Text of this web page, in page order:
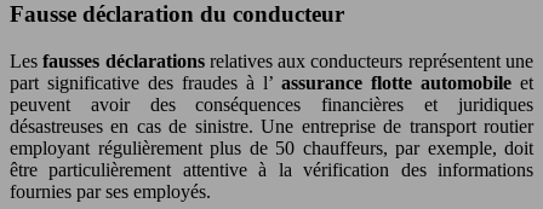
Fausse déclaration du conducteur
Lesfausses déclarations relatives aux conducteurs représentent une
part significative des fraudes à l’ assurance flotte automobile et
peuvent avoir des conséquences financières et juridiques
désastreuses en cas de sinistre. Une entreprise de transport routier
employant régulièrement plus de 50 chauffeurs, par exemple, doit
être particulièrement attentive à la vérification des informations
fournies par ses employés.